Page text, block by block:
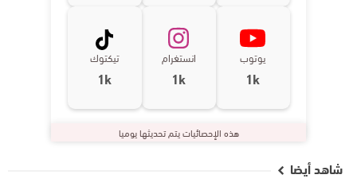
يوتوب
1k
انستغرام
1k
تيكتوك
1k
هذه الإحصائيات يتم تحديثها يوميا
شاهد أيضا